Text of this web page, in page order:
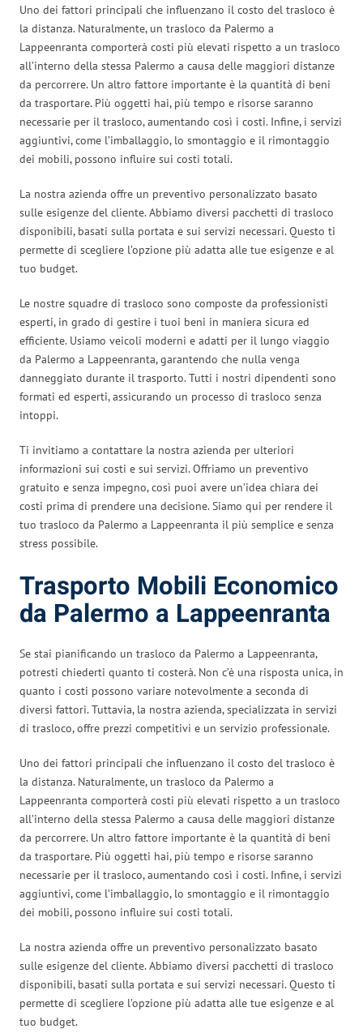
Uno dei fattori principali che influenzano il costo del trasloco è
la distanza. Naturalmente, un trasloco da Palermo a
Lappeenranta comporterà costi più elevati rispetto a un trasloco
all’interno della stessa Palermo a causa delle maggiori distanze
da percorrere. Un altro fattore importante è la quantità di beni
da trasportare. Più oggetti hai, più tempo e risorse saranno
necessarie per il trasloco, aumentando così i costi. Infine, i servizi
aggiuntivi, come l’imballaggio, lo smontaggio e il rimontaggio
dei mobili, possono influire sui costi totali.
La nostra azienda offre un preventivo personalizzato basato
sulle esigenze del cliente. Abbiamo diversi pacchetti di trasloco
disponibili, basati sulla portata e sui servizi necessari. Questo ti
permette di scegliere l’opzione più adatta alle tue esigenze e al
tuo budget.
Le nostre squadre di trasloco sono composte da professionisti
esperti, in grado di gestire i tuoi beni in maniera sicura ed
efficiente. Usiamo veicoli moderni e adatti per il lungo viaggio
da Palermo a Lappeenranta, garantendo che nulla venga
danneggiato durante il trasporto. Tutti i nostri dipendenti sono
formati ed esperti, assicurando un processo di trasloco senza
intoppi.
Ti invitiamo a contattare la nostra azienda per ulteriori
informazioni sui costi e sui servizi. Offriamo un preventivo
gratuito e senza impegno, così puoi avere un’idea chiara dei
costi prima di prendere una decisione. Siamo qui per rendere il
tuo trasloco da Palermo a Lappeenranta il più semplice e senza
stress possibile.
Trasporto Mobili Economico
da Palermo a Lappeenranta
Se stai pianificando un trasloco da Palermo a Lappeenranta,
potresti chiederti quanto ti costerà. Non c’è una risposta unica, in
quanto i costi possono variare notevolmente a seconda di
diversi fattori. Tuttavia, la nostra azienda, specializzata in servizi
di trasloco, offre prezzi competitivi e un servizio professionale.
Uno dei fattori principali che influenzano il costo del trasloco è
la distanza. Naturalmente, un trasloco da Palermo a
Lappeenranta comporterà costi più elevati rispetto a un trasloco
all’interno della stessa Palermo a causa delle maggiori distanze
da percorrere. Un altro fattore importante è la quantità di beni
da trasportare. Più oggetti hai, più tempo e risorse saranno
necessarie per il trasloco, aumentando così i costi. Infine, i servizi
aggiuntivi, come l’imballaggio, lo smontaggio e il rimontaggio
dei mobili, possono influire sui costi totali.
La nostra azienda offre un preventivo personalizzato basato
sulle esigenze del cliente. Abbiamo diversi pacchetti di trasloco
disponibili, basati sulla portata e sui servizi necessari. Questo ti
permette di scegliere l’opzione più adatta alle tue esigenze e al
tuo budget.